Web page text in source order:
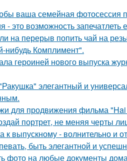
ваша семейная фотосессия
- это возможность
на перерыв попить чай на
нибудь Комплимент".
героиней нового выпуска
элегантный и
для продвижения фильма
портрет, не меняя черты
к выпускному - волнительно и
быть элегантной и
фото на любые документы